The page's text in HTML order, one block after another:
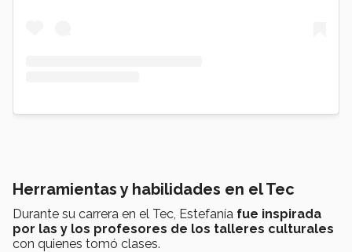
Herramientas y habilidades en el Tec
Durante su carrera en el Tec, Estefanía fue inspirada
por las y los profesores de los talleres culturales
con quienes tomó clases.